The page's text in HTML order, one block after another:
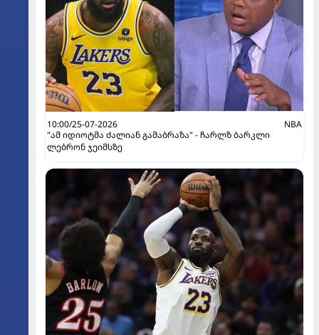
10:00/25-07-2026
NBA
"ამ იდიოტმა ძალიან გამაბრაზა" - ჩარლზ ბარკლი
ლებრონ ჯეიმსზე